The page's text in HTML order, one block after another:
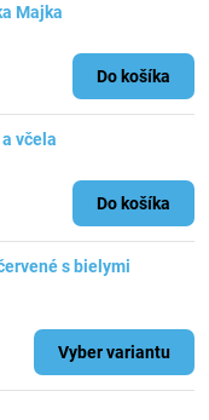
Majka
Do košíka
včela
Do košíka
s bielymi
Vyber variantu